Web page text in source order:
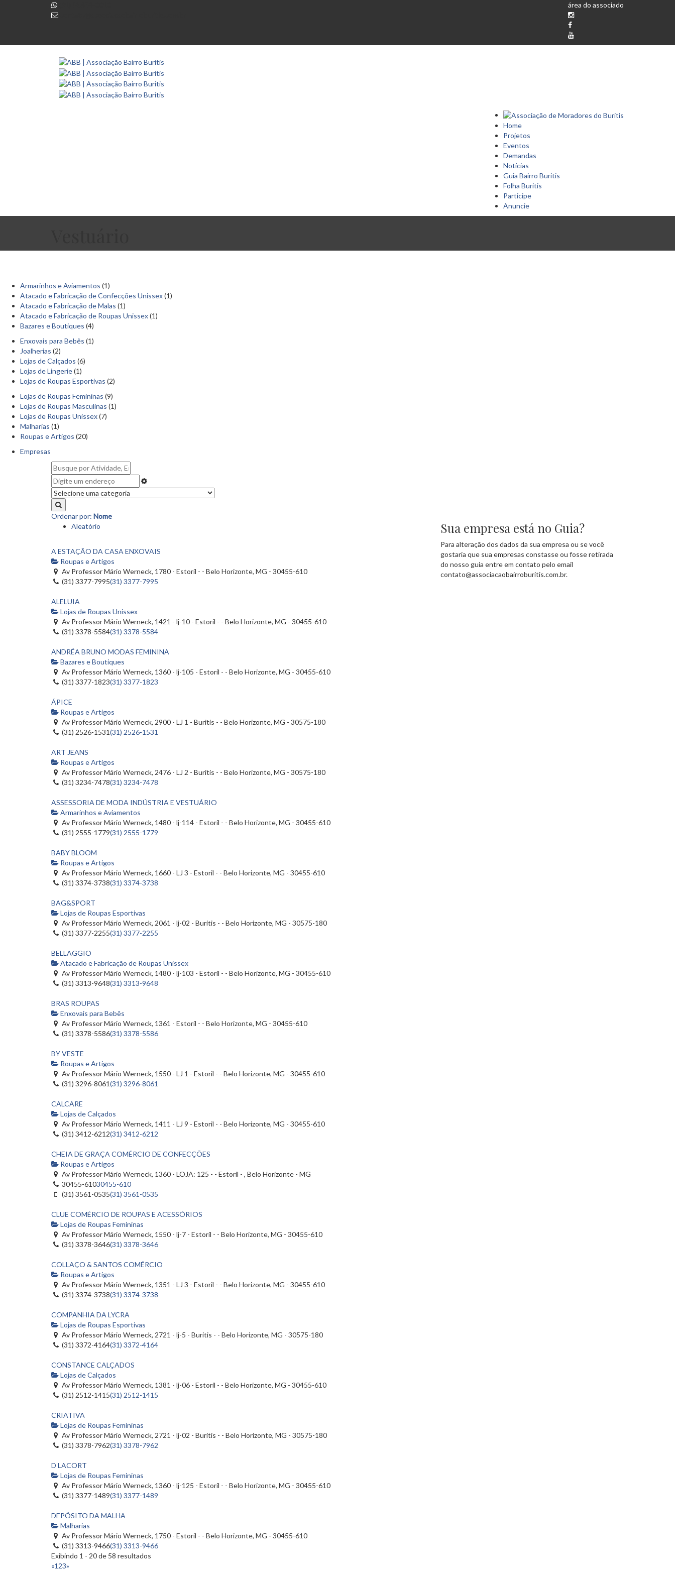
área do associado
Home
Projetos
Eventos
Demandas
Notícias
Guia Bairro Buritis
Folha Buritis
Participe
Anuncie
Armarinhos e Aviamentos (1)
Atacado e Fabricação de Confecções Unissex(1)
Atacado e Fabricação de Malas (1)
Atacado e Fabricação de Roupas Unissex(1)
Bazares e Boutiques (4)
Enxovais para Bebês (1)
Joalherias (2)
Lojas de Calçados (6)
Lojas de Lingerie(1)
Lojas de Roupas Esportivas (2)
Lojas de Roupas Femininas (9)
Lojas de Roupas Masculinas (1)
Lojas de Roupas Unissex(7)
Malharias (1)
Roupas e Artigos (20)
Empresas
Ordenar por: Nome
Aleatório
A ESTAÇÃO DA CASA ENXOVAIS
Roupas e Artigos
Av Professor Mário Werneck, 1780 - Estoril - - Belo Horizonte, MG - 30455-610
(31) 3377-7995(31) 3377-7995
ALELUIA
Lojas de Roupas Unissex
Av Professor Mário Werneck, 1421 - lj-10 - Estoril - - Belo Horizonte, MG - 30455-610
(31) 3378-5584(31) 3378-5584
ANDRÉA BRUNO MODAS FEMININA
Bazares e Boutiques
Av Professor Mário Werneck, 1360 - lj-105 - Estoril - - Belo Horizonte, MG - 30455-610
(31) 3377-1823(31) 3377-1823
ÁPICE
Roupas e Artigos
Av Professor Mário Werneck, 2900 - LJ 1 - Buritis - - Belo Horizonte, MG - 30575-180
(31) 2526-1531(31) 2526-1531
ART JEANS
Roupas e Artigos
Av Professor Mário Werneck, 2476 - LJ 2 - Buritis - - Belo Horizonte, MG - 30575-180
(31) 3234-7478(31) 3234-7478
ASSESSORIA DE MODA INDÚSTRIA E VESTUÁRIO
Armarinhos e Aviamentos
Av Professor Mário Werneck, 1480 - lj-114 - Estoril - - Belo Horizonte, MG - 30455-610
(31) 2555-1779(31) 2555-1779
BABY BLOOM
Roupas e Artigos
Av Professor Mário Werneck, 1660 - LJ 3 - Estoril - - Belo Horizonte, MG - 30455-610
(31) 3374-3738(31) 3374-3738
BAG&SPORT
Lojas de Roupas Esportivas
Av Professor Mário Werneck, 2061 - lj-02 - Buritis - - Belo Horizonte, MG - 30575-180
(31) 3377-2255(31) 3377-2255
BELLAGGIO
Atacado e Fabricação de Roupas Unissex
Av Professor Mário Werneck, 1480 - lj-103 - Estoril - - Belo Horizonte, MG - 30455-610
(31) 3313-9648(31) 3313-9648
BRAS ROUPAS
Enxovais para Bebês
Av Professor Mário Werneck, 1361 - Estoril - - Belo Horizonte, MG - 30455-610
(31) 3378-5586(31) 3378-5586
BY VESTE
Roupas e Artigos
Av Professor Mário Werneck, 1550 - LJ 1 - Estoril - - Belo Horizonte, MG - 30455-610
(31) 3296-8061(31) 3296-8061
CALCARE
Lojas de Calçados
Av Professor Mário Werneck, 1411 - LJ 9 - Estoril - - Belo Horizonte, MG - 30455-610
(31) 3412-6212(31) 3412-6212
CHEIA DE GRAÇA COMÉRCIO DE CONFECÇÕES
Roupas e Artigos
Av Professor Mário Werneck, 1360 - LOJA: 125 - - Estoril - , Belo Horizonte - MG
30455-61030455-610
(31) 3561-0535(31) 3561-0535
CLUE COMÉRCIO DE ROUPAS E ACESSÓRIOS
Lojas de Roupas Femininas
Av Professor Mário Werneck, 1550 - lj-7 - Estoril - - Belo Horizonte, MG - 30455-610
(31) 3378-3646(31) 3378-3646
COLLAÇO & SANTOS COMÉRCIO
Roupas e Artigos
Av Professor Mário Werneck, 1351 - LJ 3 - Estoril - - Belo Horizonte, MG - 30455-610
(31) 3374-3738(31) 3374-3738
COMPANHIA DA LYCRA
Lojas de Roupas Esportivas
Av Professor Mário Werneck, 2721 - lj-5 - Buritis - - Belo Horizonte, MG - 30575-180
(31) 3372-4164(31) 3372-4164
CONSTANCE CALÇADOS
Lojas de Calçados
Av Professor Mário Werneck, 1381 - lj-06 - Estoril - - Belo Horizonte, MG - 30455-610
(31) 2512-1415(31) 2512-1415
CRIATIVA
Lojas de Roupas Femininas
Av Professor Mário Werneck, 2721 - lj-02 - Buritis - - Belo Horizonte, MG - 30575-180
(31) 3378-7962(31) 3378-7962
D LACORT
Lojas de Roupas Femininas
Av Professor Mário Werneck, 1360 - lj-125 - Estoril - - Belo Horizonte, MG - 30455-610
(31) 3377-1489(31) 3377-1489
DEPÓSITO DA MALHA
Malharias
Av Professor Mário Werneck, 1750 - Estoril - - Belo Horizonte, MG - 30455-610
(31) 3313-9466(31) 3313-9466
Exibindo 1 - 20 de 58 resultados
«1 23»
Sua empresa está no Guia?
Para alteração dos dados da sua empresa ou se você
gostaria que sua empresas constasse ou fosse retirada
do nosso guia entre em contato pelo email
contato@associacaobairroburitis.com.br.